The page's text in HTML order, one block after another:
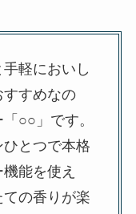
手軽においし
すすめなの
○○」です。
とつで本格
能を使え
の香りが楽